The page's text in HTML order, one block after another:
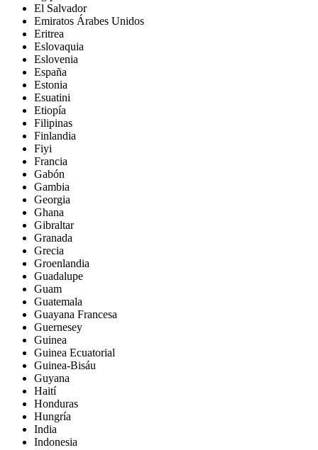
El Salvador
Emiratos Árabes Unidos
Eritrea
Eslovaquia
Eslovenia
España
Estonia
Esuatini
Etiopía
Filipinas
Finlandia
Fiyi
Francia
Gabón
Gambia
Georgia
Ghana
Gibraltar
Granada
Grecia
Groenlandia
Guadalupe
Guam
Guatemala
Guayana Francesa
Guernesey
Guinea
Guinea Ecuatorial
Guinea-Bisáu
Guyana
Haití
Honduras
Hungría
India
Indonesia